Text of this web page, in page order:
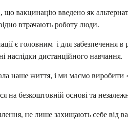
що вакцинацію введено як
втрачають роботу люди.
є головним і для забезпечення в
наслідки дистанційного навчання.
наше життя, і ми маємо виробити
на безкоштовній основі та
не лише захищають себе від